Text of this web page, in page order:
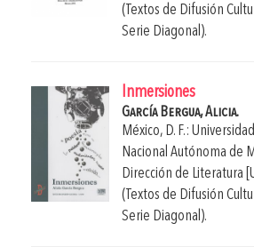
(Textos de Difusión
Serie Diagonal).
Inmersiones
García Bergua, Alicia.
México, D. F.: Universidad
Nacional Autónoma de
Dirección de Literatura
(Textos de Difusión
Serie Diagonal).